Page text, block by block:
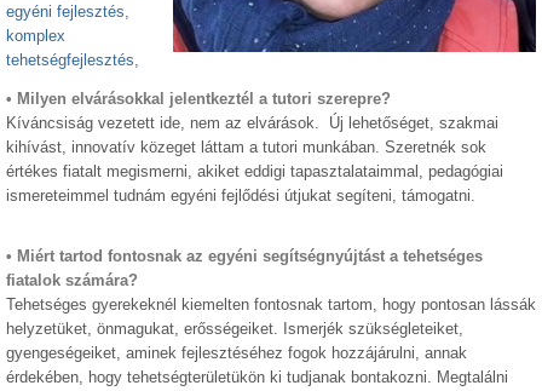
egyéni fejlesztés,
komplex
tehetségfejlesztés,
• Milyen elvárásokkal jelentkeztél a tutori szerepre?
Kíváncsiság vezetett ide, nem az elvárások. Új lehetőséget, szakmai
kihívást, innovatív közeget láttam a tutori munkában. Szeretnék sok
értékes fiatalt megismerni, akiket eddigi tapasztalataimmal, pedagógiai
ismereteimmel tudnám egyéni fejlődési útjukat segíteni, támogatni.
• Miért tartod fontosnak az egyéni segítségnyújtást a tehetséges
fiatalok számára?
Tehetséges gyerekeknél kiemelten fontosnak tartom, hogy pontosan lássák
helyzetüket, önmagukat, erősségeiket. Ismerjék szükségleteiket,
gyengeségeiket, aminek fejlesztéséhez fogok hozzájárulni, annak
érdekében, hogy tehetségterületükön ki tudjanak bontakozni. Megtalálni